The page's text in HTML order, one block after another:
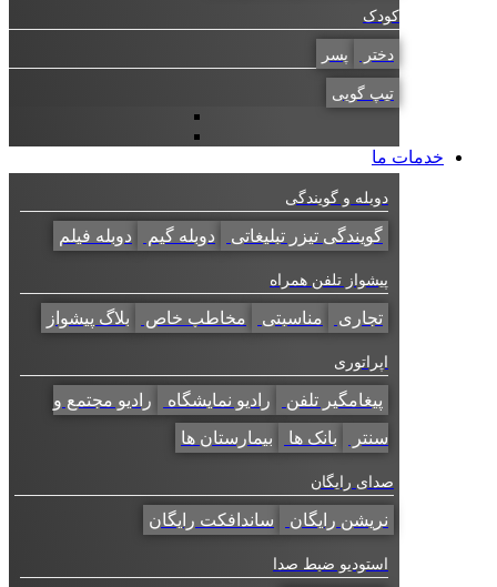
کودک
پسر
تیپ گویی
خدمات ما
دوبله و گویندگی
گویندگی تیزر تبلیغاتی دوبله گیم دوبله فیلم
پیشواز تلفن همراه
تجاری مناسبتی مخاطب خاص بلاگ پیشواز
اپراتوری
پیغامگیر تلفن رادیو نمایشگاه رادیو مجتمع و
سنتر بانک ها بیمارستان ها
صدای رایگان
نریشن رایگان ساندافکت رایگان
استودیو ضبط صدا